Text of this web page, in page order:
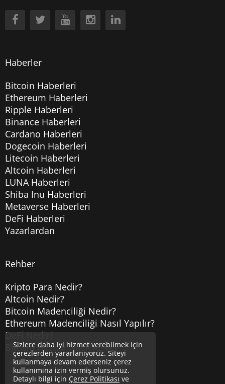
Haberler
Bitcoin Haberleri
Ethereum Haberleri
Ripple Haberleri
Binance Haberleri
Cardano Haberleri
Dogecoin Haberleri
Litecoin Haberleri
Altcoin Haberleri
LUNA Haberleri
Shiba Inu Haberleri
Metaverse Haberleri
DeFi Haberleri
Yazarlardan
Rehber
Kripto Para Nedir?
Altcoin Nedir?
Bitcoin Madenciliği Nedir?
Ethereum Madenciliği Nasıl Yapılır?
DeFi Nedir?
Bitcoin Hesabı Nasıl Açılır?
Sizlere daha iyi hizmet verebilmek için
çerezlerden yararlanıyoruz. Siteyi
kullanmaya devam ederseniz çerez
kullanımına izin vermiş olursunuz.
Detaylı bilgi için Çerez Politikası ve